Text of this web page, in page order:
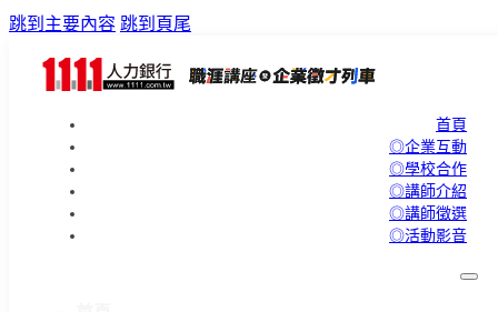
跳到主要內容 跳到頁尾
首頁
◎企業互動
◎學校合作
◎講師介紹
◎講師徵選
◎活動影音